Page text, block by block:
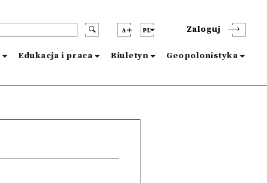
A PL Zaloguj
Edukacja i praca Biuletyn Geopolonistyka